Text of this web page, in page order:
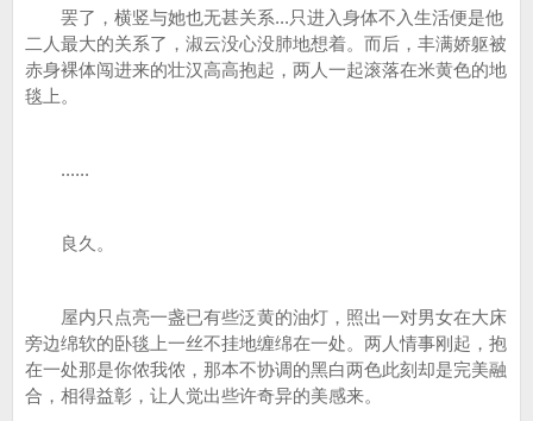
罢了，横竖与她也无甚关系...只进入身体不入生活便是他
二人最大的关系了，淑云没心没肺地想着。而后，丰满娇躯被
赤身裸体闯进来的壮汉高高抱起，两人一起滚落在米黄色的地
毯上。
......
良久。
屋内只点亮一盏已有些泛黄的油灯，照出一对男女在大床
旁边绵软的卧毯上一丝不挂地缠绵在一处。两人情事刚起，抱
在一处那是你侬我侬，那本不协调的黑白两色此刻却是完美融
合，相得益彰，让人觉出些许奇异的美感来。